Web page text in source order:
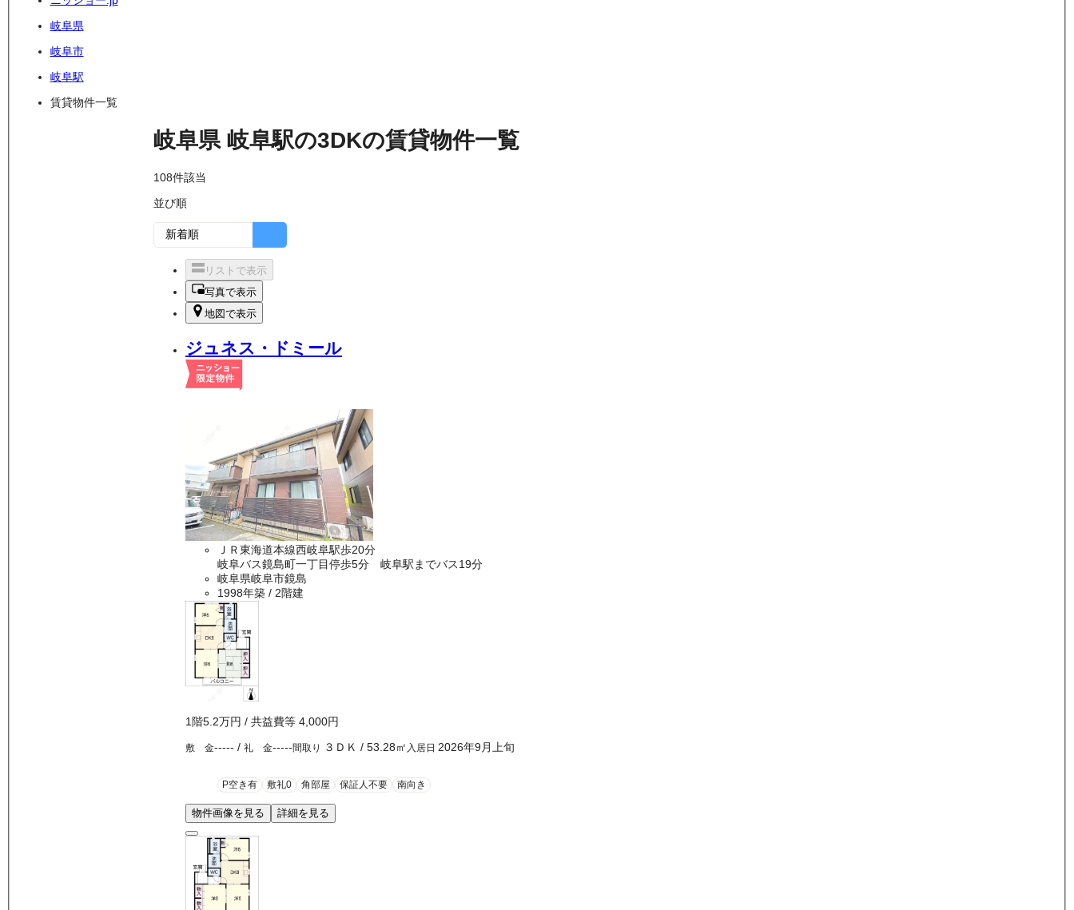
岐阜県
岐阜市
岐阜駅
賃貸物件一覧
岐阜県 岐阜駅の3DKの賃貸物件一覧
108件該当
並び順
リストで表示
写真で表示
地図で表示
ジュネス・ドミール
ＪＲ東海道本線西岐阜駅歩20分
岐阜バス鏡島町一丁目停歩5分 岐阜駅までバス19分
岐阜県岐阜市鏡島
1998年築 / 2階建
1階5.2万円 / 共益費等 4,000円
敷 金----- / 礼 金-----間取り ３ＤＫ / 53.28㎡ 入居日 2026年9月上旬
P空き有 敷礼0 角部屋 保証人不要 南向き
物件画像を見る 詳細を見る